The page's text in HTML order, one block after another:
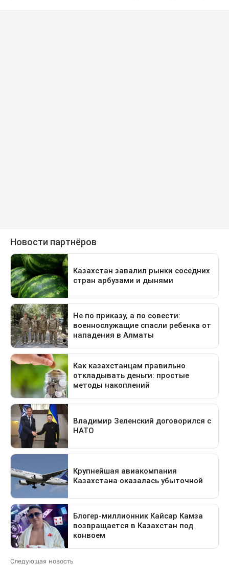
Следующая новость